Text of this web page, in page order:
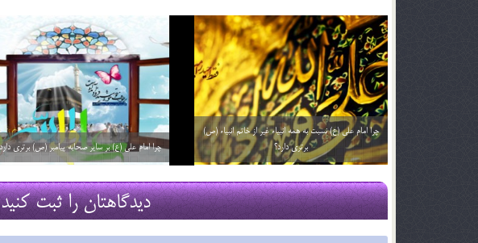
چرا به امام علی (علیه السلام) حیدرکرار می گفتند؟
29 اسفند 03
چرا تولد حضرت علی (ع) در کعبه بوده است؟
29 اسفند 03
دیدگاهتان را ثبت کنید